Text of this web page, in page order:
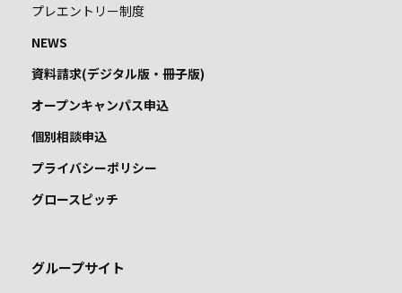
プレエントリー制度
NEWS
資料請求(デジタル版・冊子版)
オープンキャンパス申込
個別相談申込
プライバシーポリシー
グロースピッチ
グループサイト